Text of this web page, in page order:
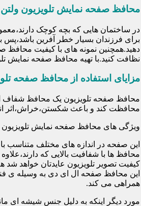
محافظ صفحه نمایش تلویزیون ولتن
در ساختمان هایی که بچه کوچک
برای فرزندان بسیار خطر آفرین
دهید.همچنین نمونه های با کیفیت محافظ
نظافت کنید.با تهیه محافظ صفحه نمایش
مزایای استفاده از محافظ صفحه
محافظت کند و باعث شکستن،خراش،اثر
ویژگی های محافظ صفحه نمایش تلویزیون
این صفحه در اندازه های مختلف متناسب
کیفیت تصویر تلویزیون عایدتان خواهد شد
این محافظ صفحه ال ای دی به وسیله ی
همراهی می کند.
مورد دیگر اینکه به دلیل جنس شیشه ای